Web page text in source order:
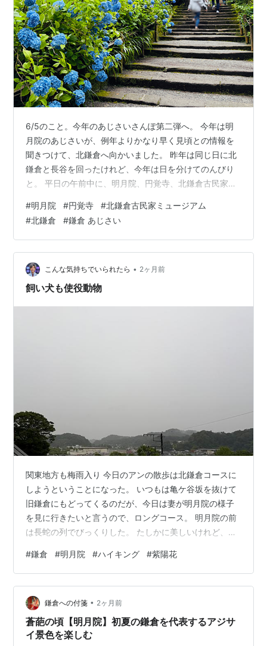
6/5のこと。今年のあじさいさんぽ第二弾へ。 今年は明
月院のあじさいが、例年よりかなり早く見頃との情報を
聞きつけて、北鎌倉へ向かいました。 昨年は同じ日に北
鎌倉と長谷を回ったけれど、今年は日を分けてのんびり
と。 平日の午前中に、明月院、円覚寺、北鎌倉古民家ミ
ご紹介します。
#明月院 #円覚寺 #北鎌倉古民家ミュージアム
#北鎌倉 #鎌倉 あじさい
こんな気持ちでいられたら • 2ヶ月前
飼い犬も使役動物
関東地方も梅雨入り 今日のアンの散歩は北鎌倉コースに
しようということになった。 いつもは亀ケ谷坂を抜けて
旧鎌倉にもどってくるのだが、今日は妻が明月院の様子
を見に行きたいと言うので、ロングコース。 明月院の前
は長蛇の列でびっくりした。 たしかに美しいけれど、こ
がら、北鎌倉のハイキングコースに入った。 ここから建
長寺までのコースは、両脇から笹が迫ってくる細い道。
笹の葉はチクチク アップダウンもそれなりにあり、なか
なかの運動になる。消費カロリーは431kcal。まずまずだ
った。 犬を飼う目的の一つに散歩があるが、その散歩は
飼い主に運動を促すという…
#鎌倉 #明月院 #ハイキング #紫陽花
鎌倉への付箋 • 2ヶ月前
蒼葩の頃【明月院】初夏の鎌倉を代表するアジサ
イ景色を楽しむ